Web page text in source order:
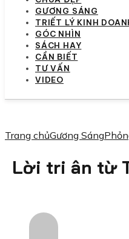
GƯƠNG SÁNG
TRIẾT LÝ KINH
GÓC NHÌN
SÁCH HAY
CẦN BIẾT
TƯ VẤN
VIDEO
Trang chủGương Sáng
Lời tri ân từ